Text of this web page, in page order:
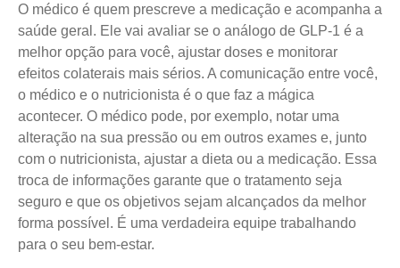
O médico é quem prescreve a medicação e acompanha a
saúde geral. Ele vai avaliar se o análogo de GLP-1 é a
melhor opção para você, ajustar doses e monitorar
efeitos colaterais mais sérios. A comunicação entre você,
o médico e o nutricionista é o que faz a mágica
acontecer. O médico pode, por exemplo, notar uma
alteração na sua pressão ou em outros exames e, junto
com o nutricionista, ajustar a dieta ou a medicação. Essa
troca de informações garante que o tratamento seja
seguro e que os objetivos sejam alcançados da melhor
forma possível. É uma verdadeira equipe trabalhando
para o seu bem-estar.